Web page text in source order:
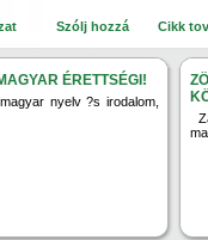
Szólj hozzá Cikk
ÉRETTSÉGI!
nyelv ?s irodalom,